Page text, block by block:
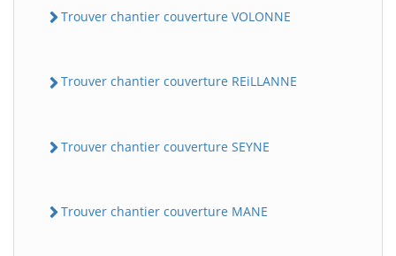
Trouver chantier couverture VOLONNE
Trouver chantier couverture REiLLANNE
Trouver chantier couverture SEYNE
Trouver chantier couverture MANE